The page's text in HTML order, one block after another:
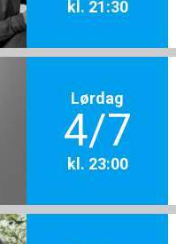
kl. 21:30
Lørdag
4/7
kl. 23:00